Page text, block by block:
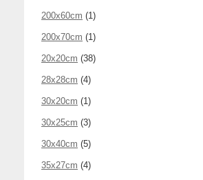
200x60cm (1)
200x70cm (1)
20x20cm (38)
28x28cm (4)
30x20cm (1)
30x25cm (3)
30x40cm (5)
35x27cm (4)